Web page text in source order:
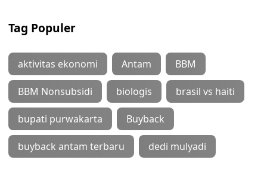
Tag Populer
aktivitas ekonomi Antam BBM
BBM Nonsubsidi biologis brasil vs haiti
bupati purwakarta Buyback
buyback antam terbaru dedi mulyadi